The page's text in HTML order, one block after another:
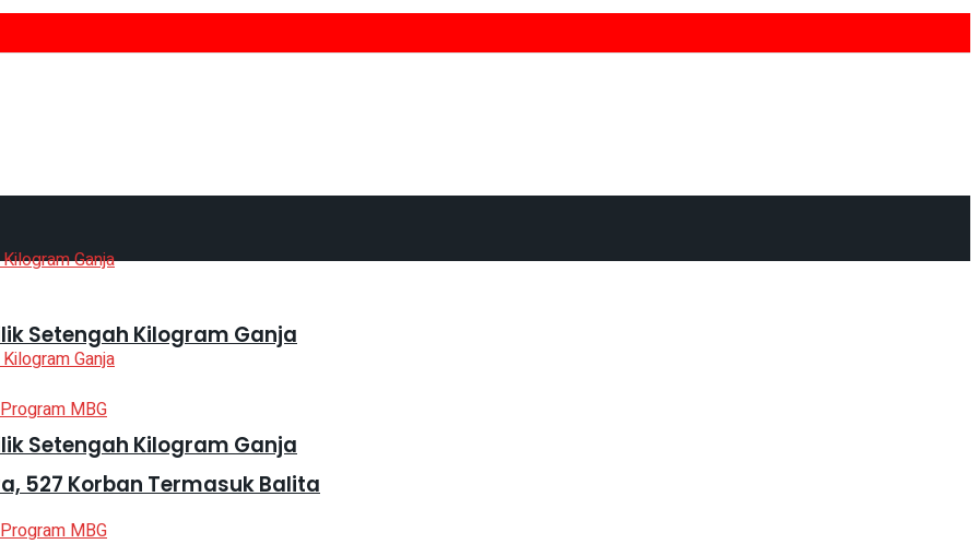
Setengah Kilogram Ganja
527 Korban Termasuk Balita
Setengah Kilogram Ganja